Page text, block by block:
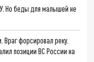
Но беды для малышей не
Враг форсировал реку.
позиции ВС России на